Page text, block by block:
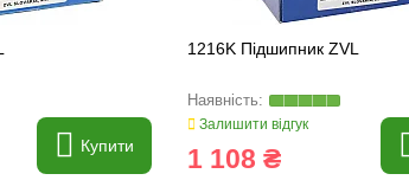
Купити
1216K Підшипник ZVL
Залишити відгук
1 108 ₴